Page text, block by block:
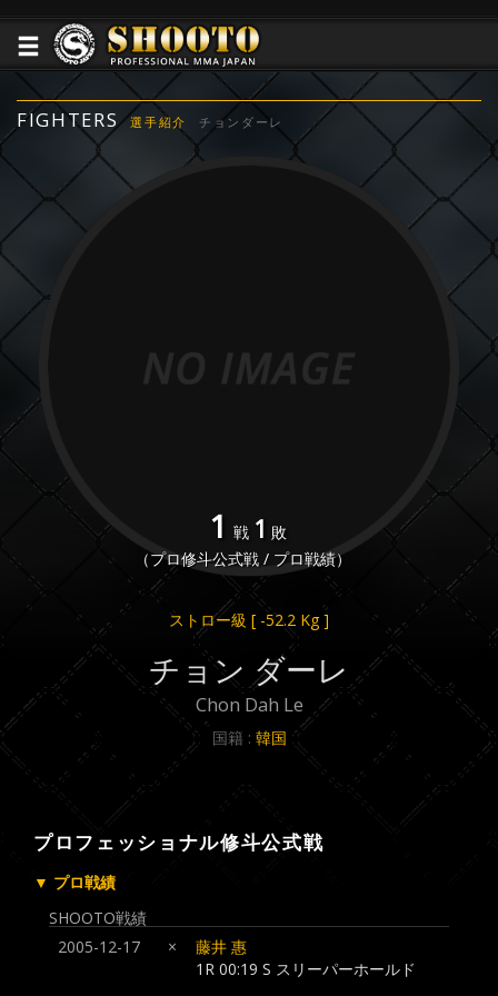
FIGHTERS 選手紹介 チョンダーレ
1 戦 1 敗
（プロ修斗公式戦 / プロ戦績）
ストロー級 [ -52.2 Kg ]
チョン ダーレ
Chon Dah Le
国籍 : 韓国
プロフェッショナル修斗公式戦
▼ プロ戦績
SHOOTO戦績
2005-12-17
×
藤井 惠
1R 00:19 S スリーパーホールド